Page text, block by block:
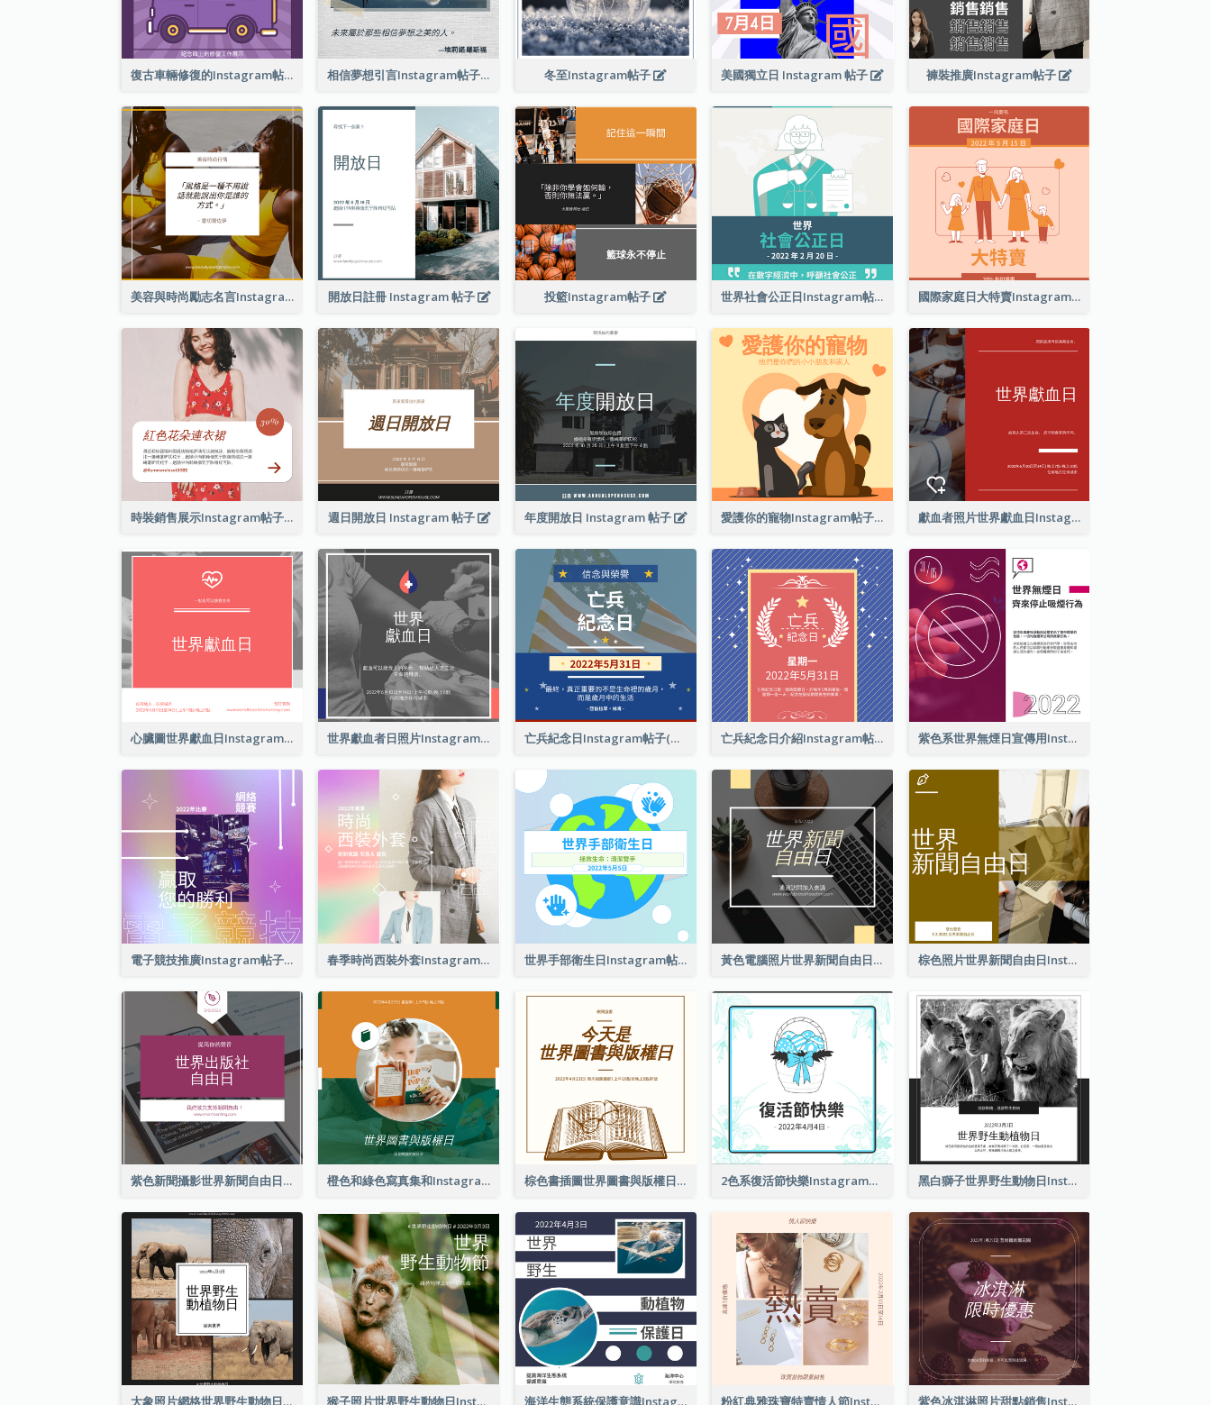
復古車輛修復的Instagram帖子 相信夢想引言Instagram帖子 冬至Instagram帖子 美國獨立日 Instagram 帖子 褲裝推廣Instagram帖子
美容與時尚勵志名言Instagram帖子 開放日註冊 Instagram 帖子 投籃Instagram帖子 世界社會公正日Instagram帖子 國際家庭日大特賣Instagram帖子
時裝銷售展示Instagram帖子 週日開放日 Instagram 帖子 年度開放日 Instagram 帖子 愛護你的寵物Instagram帖子 獻血者照片世界獻血日Instagram帖子
心臟圖世界獻血日Instagram帖子 世界獻血者日照片Instagram帖子 亡兵紀念日Instagram帖子(附名言引用) 亡兵紀念日介紹Instagram帖子 紫色系世界無煙日宣傳用Instagram帖子
電子競技推廣Instagram帖子 春季時尚西裝外套Instagram帖子 世界手部衛生日Instagram帖子 黃色電腦照片世界新聞自由日Instagram帖子 棕色照片世界新聞自由日Instagram帖子
紫色新聞攝影世界新聞自由日Instagram帖子 橙色和綠色寫真集和Instagram版權日 棕色書插圖世界圖書與版權日Instagram帖子 2色系復活節快樂Instagram帖子 黑白獅子世界野生動物日Instagram帖子
大象照片網格世界野生動物日Instagram帖子 猴子照片世界野生動物日Instagram帖子 海洋生態系統保護意識Instagram帖子 粉紅典雅珠寶特賣情人節Instagram帖子 紫色冰淇淋照片甜點銷售Instagram帖子